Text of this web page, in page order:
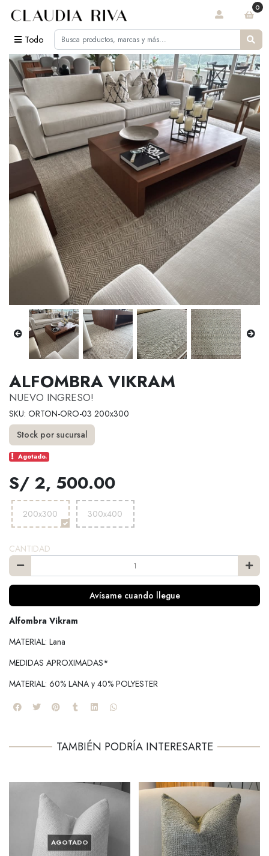
Todo
0
ALFOMBRA VIKRAM
NUEVO INGRESO!
SKU: ORTON-ORO-03 200x300
Stock por sucursal
Agotado.
S/ 2, 500.00
200x300 300x400
CANTIDAD
Avísame cuando llegue
Alfombra Vikram
MATERIAL: Lana
MEDIDAS APROXIMADAS*
MATERIAL: 60% LANA y 40% POLYESTER
TAMBIÉN PODRÍA INTERESARTE
AGOTADO